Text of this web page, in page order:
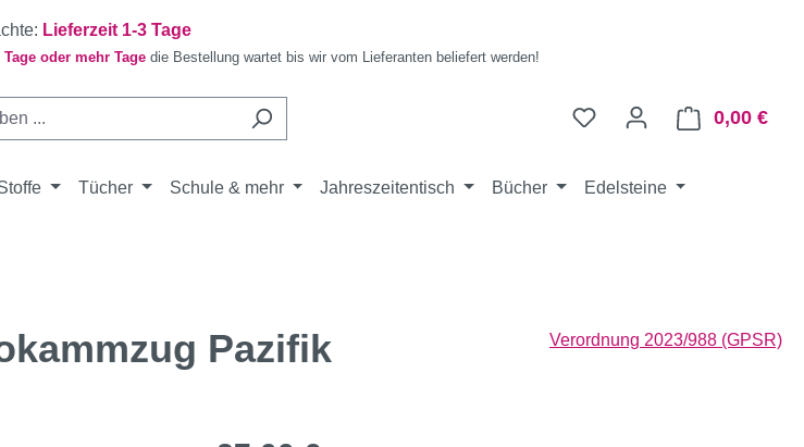
Lieferzeit 1-3 Tage
oder mehr Tage die Bestellung wartet bis wir vom Lieferanten beliefert werden!
0,00 €
Tücher Schule & mehr Jahreszeitentisch Bücher Edelsteine
Pazifik Verordnung 2023/988 (GPSR)
Regulärer Preis: